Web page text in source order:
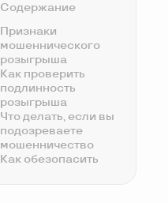
Содержание
Признаки
мошеннического
розыгрыша
Как проверить
подлинность
розыгрыша
Что делать, если вы
подозреваете
мошенничество
Как обезопасить